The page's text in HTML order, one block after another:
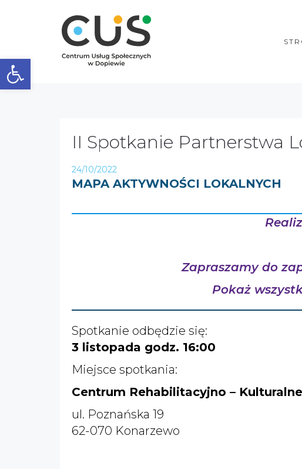
Otwórz pasek narzędzi
II Spotkanie Partnerstwa
24/10/2022
MAPA AKTYWNOŚCI LOKALNYCH
Zapraszamy do
Pokaż
Spotkanie odbędzie się:
3 listopada godz. 16:00
Miejsce spotkania:
Centrum Rehabilitacyjno –
ul. Poznańska 19
62-070 Konarzewo